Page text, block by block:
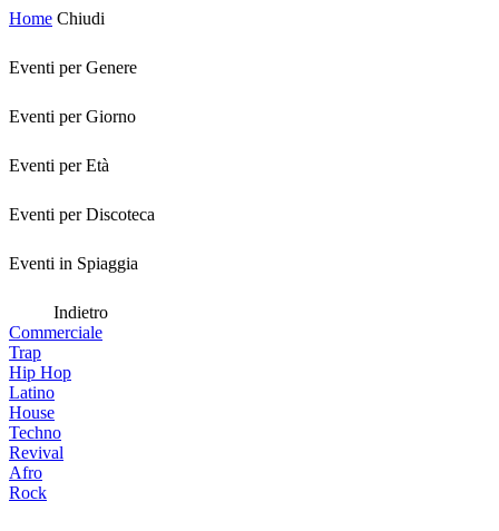
Home Chiudi
Eventi per Genere
Eventi per Giorno
Eventi per Età
Eventi per Discoteca
Eventi in Spiaggia
Indietro
Commerciale
Trap
Hip Hop
Latino
House
Techno
Revival
Afro
Rock